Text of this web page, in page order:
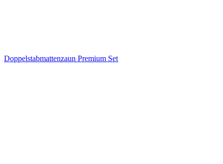
Doppelstabmattenzaun Premium Set